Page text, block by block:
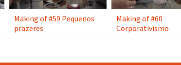
Making of #59 Pequenos
prazeres
Making of #60
Corporativismo